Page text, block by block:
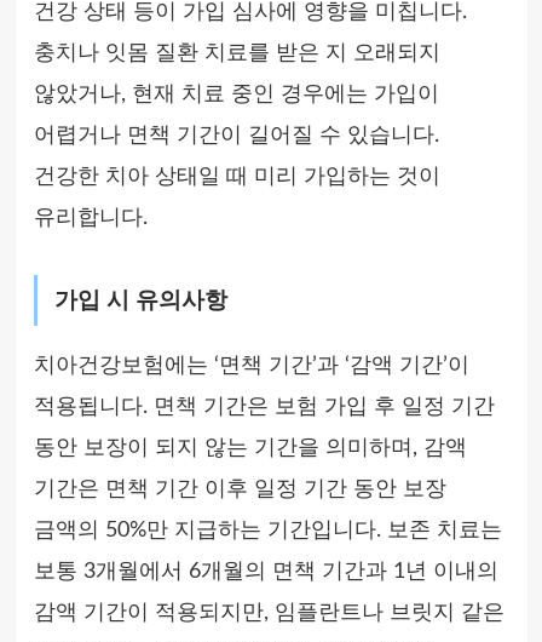
건강 상태 등이 가입 심사에 영향을 미칩니다.
충치나 잇몸 질환 치료를 받은 지 오래되지
않았거나, 현재 치료 중인 경우에는 가입이
어렵거나 면책 기간이 길어질 수 있습니다.
건강한 치아 상태일 때 미리 가입하는 것이
유리합니다.
가입 시 유의사항
치아건강보험에는 ‘면책 기간’과 ‘감액 기간’이
적용됩니다. 면책 기간은 보험 가입 후 일정 기간
동안 보장이 되지 않는 기간을 의미하며, 감액
기간은 면책 기간 이후 일정 기간 동안 보장
금액의 50%만 지급하는 기간입니다. 보존 치료는
보통 3개월에서 6개월의 면책 기간과 1년 이내의
감액 기간이 적용되지만, 임플란트나 브릿지 같은